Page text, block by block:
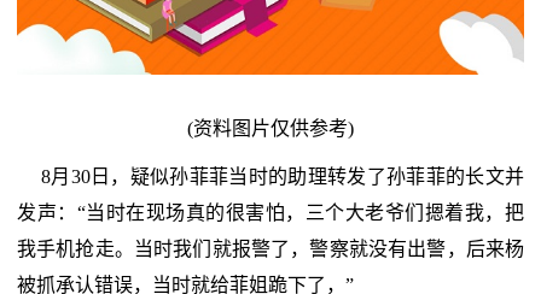
(资料图片仅供参考)
8月30日，疑似孙菲菲当时的助理转发了孙菲菲的长文并
发声：“当时在现场真的很害怕，三个大老爷们摁着我，把
我手机抢走。当时我们就报警了，警察就没有出警，后来杨
被抓承认错误，当时就给菲姐跪下了，”